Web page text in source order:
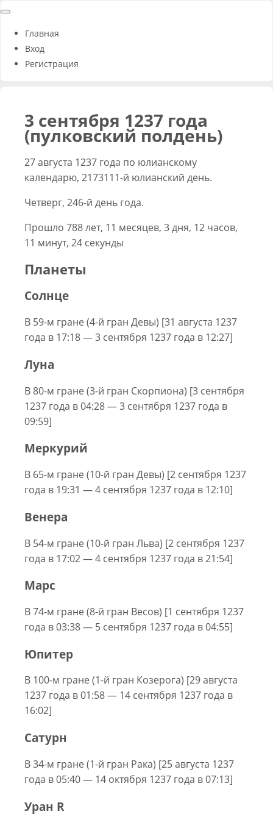
Главная
Вход
Регистрация
3 сентября 1237 года
(пулковский полдень)
27 августа 1237 года по юлианскому
календарю, 2173111-й юлианский день.
Четверг, 246-й день года.
Прошло 788 лет, 11 месяцев, 3 дня, 12 часов,
11 минут, 24 секунды
Планеты
Солнце
В 59-м гране (4-й гран Девы) [31 августа 1237
года в 17:18 — 3 сентября 1237 года в 12:27]
Луна
В 80-м гране (3-й гран Скорпиона) [3 сентября
1237 года в 04:28 — 3 сентября 1237 года в
09:59]
Меркурий
В 65-м гране (10-й гран Девы) [2 сентября 1237
года в 19:31 — 4 сентября 1237 года в 12:10]
Венера
В 54-м гране (10-й гран Льва) [2 сентября 1237
года в 17:02 — 4 сентября 1237 года в 21:54]
Марс
В 74-м гране (8-й гран Весов) [1 сентября 1237
года в 03:38 — 5 сентября 1237 года в 04:55]
Юпитер
В 100-м гране (1-й гран Козерога) [29 августа
1237 года в 01:58 — 14 сентября 1237 года в
16:02]
Сатурн
В 34-м гране (1-й гран Рака) [25 августа 1237
года в 05:40 — 14 октября 1237 года в 07:13]
Уран R